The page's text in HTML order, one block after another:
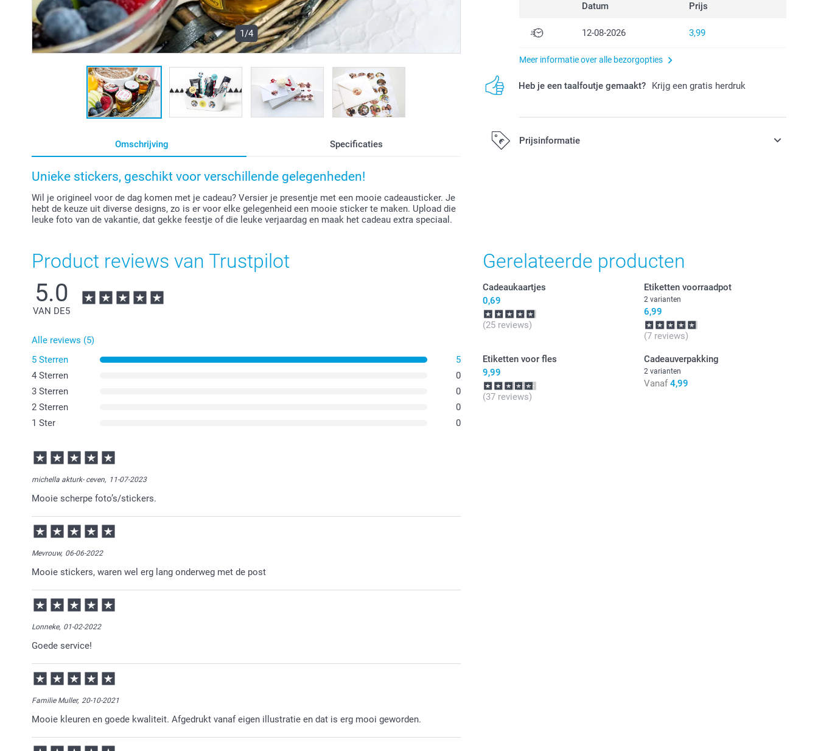
1/4
Omschrijving Specificaties
Unieke stickers, geschikt voor verschillende gelegenheden!
Wil je origineel voor de dag komen met je cadeau? Versier je presentje met een mooie cadeausticker. Je
hebt de keuze uit diverse designs, zo is er voor elke gelegenheid een mooie sticker te maken. Upload die
leuke foto van de vakantie, dat gekke feestje of die leuke verjaardag en maak het cadeau extra speciaal.
Datum Prijs
12-08-2026 3,99
Meer informatie over alle bezorgopties
Heb je een taalfoutje gemaakt? Krijg een gratis herdruk
Prijsinformatie
Product reviews van Trustpilot
5.0
VAN DE5
Alle reviews (5)
5 Sterren
5
4 Sterren
0
3 Sterren
0
2 Sterren
0
1 Ster
0
michella akturk- ceven, 11-07-2023
Mooie scherpe foto’s/stickers.
Mevrouw, 06-06-2022
Mooie stickers, waren wel erg lang onderweg met de post
Lonneke, 01-02-2022
Goede service!
Familie Muller, 20-10-2021
Mooie kleuren en goede kwaliteit. Afgedrukt vanaf eigen illustratie en dat is erg mooi geworden.
Gerelateerde producten
Cadeaukaartjes
0,69
(25 reviews)
Etiketten voorraadpot
2 varianten
6,99
(7 reviews)
Etiketten voor fles
9,99
(37 reviews)
Cadeauverpakking
2 varianten
Vanaf 4,99